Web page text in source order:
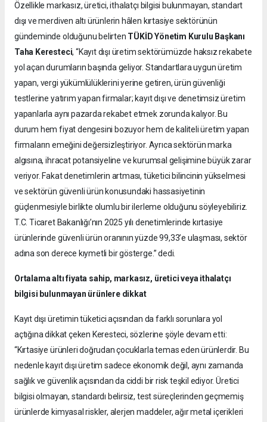
Özellikle markasız, üretici, ithalatçı bilgisi bulunmayan, standart
dışı ve merdiven altı ürünlerin hâlen kırtasiye sektörünün
gündeminde olduğunu belirten TÜKİD Yönetim Kurulu Başkanı
Taha Keresteci, “Kayıt dışı üretim sektörümüzde haksız rekabete
yol açan durumların başında geliyor. Standartlara uygun üretim
yapan, vergi yükümlülüklerini yerine getiren, ürün güvenliği
testlerine yatırım yapan firmalar; kayıt dışı ve denetimsiz üretim
yapanlarla aynı pazarda rekabet etmek zorunda kalıyor. Bu
durum hem fiyat dengesini bozuyor hem de kaliteli üretim yapan
firmaların emeğini değersizleştiriyor. Ayrıca sektörün marka
algısına, ihracat potansiyeline ve kurumsal gelişimine büyük zarar
veriyor. Fakat denetimlerin artması, tüketici bilincinin yükselmesi
ve sektörün güvenli ürün konusundaki hassasiyetinin
güçlenmesiyle birlikte olumlu bir ilerleme olduğunu söyleyebiliriz.
T.C. Ticaret Bakanlığı’nın 2025 yılı denetimlerinde kırtasiye
ürünlerinde güvenli ürün oranının yüzde 99,33’e ulaşması, sektör
adına son derece kıymetli bir gösterge.” dedi.
Ortalama altı fiyata sahip, markasız, üretici veya ithalatçı
bilgisi bulunmayan ürünlere dikkat
Kayıt dışı üretimin tüketici açısından da farklı sorunlara yol
açtığına dikkat çeken Keresteci, sözlerine şöyle devam etti:
“Kırtasiye ürünleri doğrudan çocuklarla temas eden ürünlerdir. Bu
nedenle kayıt dışı üretim sadece ekonomik değil, aynı zamanda
sağlık ve güvenlik açısından da ciddi bir risk teşkil ediyor. Üretici
bilgisi olmayan, standardı belirsiz, test süreçlerinden geçmemiş
ürünlerde kimyasal riskler, alerjen maddeler, ağır metal içerikleri